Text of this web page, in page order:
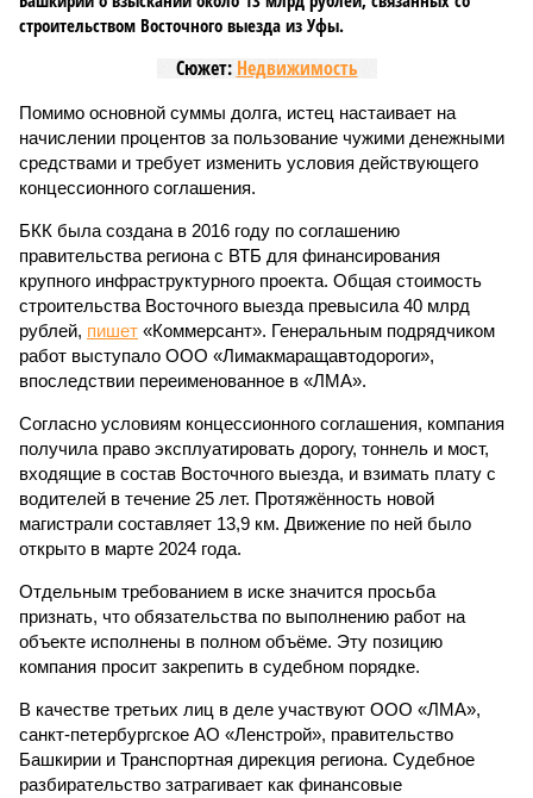
строительством Восточного выезда из Уфы.
Сюжет: Недвижимость
Помимо основной суммы долга, истец настаивает на
начислении процентов за пользование чужими денежными
средствами и требует изменить условия действующего
концессионного соглашения.
БКК была создана в 2016 году по соглашению
правительства региона с ВТБ для финансирования
крупного инфраструктурного проекта. Общая стоимость
строительства Восточного выезда превысила 40 млрд
рублей, пишет «Коммерсант». Генеральным подрядчиком
работ выступало ООО «Лимакмаращавтодороги»,
впоследствии переименованное в «ЛМА».
Согласно условиям концессионного соглашения, компания
получила право эксплуатировать дорогу, тоннель и мост,
входящие в состав Восточного выезда, и взимать плату с
водителей в течение 25 лет. Протяжённость новой
магистрали составляет 13,9 км. Движение по ней было
открыто в марте 2024 года.
Отдельным требованием в иске значится просьба
признать, что обязательства по выполнению работ на
объекте исполнены в полном объёме. Эту позицию
компания просит закрепить в судебном порядке.
В качестве третьих лиц в деле участвуют ООО «ЛМА»,
санкт-петербургское АО «Ленстрой», правительство
Башкирии и Транспортная дирекция региона. Судебное
разбирательство затрагивает как финансовые